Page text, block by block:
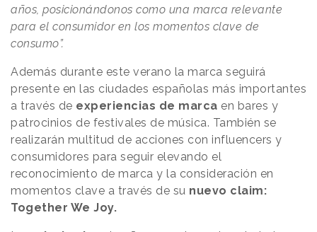
años, posicionándonos como una marca relevante
para el consumidor en los momentos clave de
consumo”.
Además durante este verano la marca seguirá
presente en las ciudades españolas más importantes
a través de experiencias de marca en bares y
patrocinios de festivales de música. También se
realizarán multitud de acciones con influencers y
consumidores para seguir elevando el
reconocimiento de marca y la consideración en
momentos clave a través de su nuevo claim:
Together We Joy.